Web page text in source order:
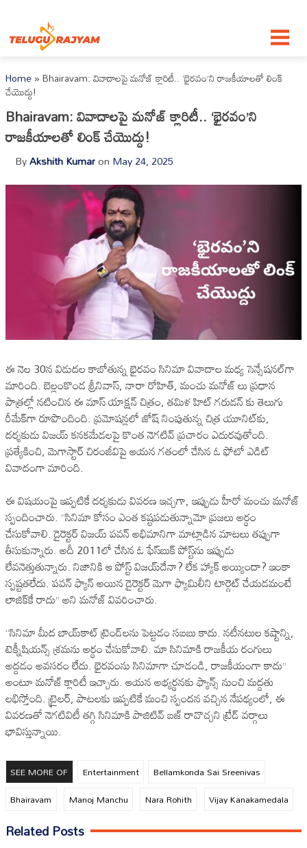
Home»Bhairavam: వివాదాలపై మనోజ్ క్లారిటీ.. ‘భైరవం’ని రాజకీయాలతో లింక్
చేయొద్దు!
Bhairavam: వివాదాలపై మనోజ్ క్లారిటీ.. ‘భైరవం’ని
రాజకీయాలతో లింక్ చేయొద్దు!
ByAkshith Kumaron May 24, 2025
ఈ నెల 30న విడుదల కాబోతున్న భైరవం సినిమా వివాదాల మధ్య సెన్సేషనల్‌గా
మారింది. బెల్లంకొండ శ్రీనివాస్, నారా రోహిత్, మంచు మనోజ్ లు ప్రధాన
పాత్రల్లో నటించిన ఈ మాస్ యాక్షన్ చిత్రం, తమిళ హిట్ గరుడన్ కు తెలుగు
రీమేక్‌గా రూపొందింది. ప్రమోషన్లలో జోష్ నింపుతున్న చిత్ర యూనిట్‌కు,
దర్శకుడు విజయ్ కనకమేడలపై కొంత నెగటివ్ ప్రచారం ఎదురవుతోంది.
ప్రత్యేకించి, మెగాస్టార్ చిరంజీవిపై ఆయన గతంలో చేసిన ఓ ఫోటో ఎడిట్
వివాదంగా మారింది.
ఈ విషయంపై ఇప్పటికే దర్శకుడు వివరణ ఇచ్చగా, ఇప్పుడు హీరో మంచు మనోజ్
స్పందించారు. ‘‘సినిమా కోసం ఎంత కష్టపడుతున్నామో ప్రజలు అర్థం
చేసుకోవాలి. డైరెక్టర్ విజయ్ పవన్ అభిమానిగా మాట్లాడిన మాటలు తప్పుగా
తీసుకున్నారు. అదీ 2011లో చేసిన ఓ ఫేస్‌బుక్ పోస్ట్‌ను ఇప్పుడు
లేవనెత్తుతున్నారు. నిజానికి ఆ పోస్ట్ విజయ్‌దేనా? లేక హ్యాక్ అయ్యిందా? ఇంకా
స్పష్టతలేదు. పవన్ ఫ్యాన్ అయిన డైరెక్టర్ మెగా ఫ్యామిలీని టార్గెట్ చేయడమంటే
లాజిక్‌కే రాదు’’ అని మనోజ్ వివరించారు.
‘‘సినిమా మీద బాయ్‌కాట్ ట్రెండ్‌లను పెట్టడం సబబు కాదు. నటీనటుల కష్టాన్ని,
టెక్నీషియన్స్ శ్రమను అర్థం చేసుకోవాలి. మా సినిమాకి రాజకీయ రంగులు
అద్దడం అవసరం లేదు. భైరవం‌ను సినిమాగా చూడండి, రాజకీయంగా కాదు’’
అంటూ మనోజ్ క్లారిటీ ఇచ్చారు. ఆయన అభ్యర్థనకు ఫ్యాన్స్ నుంచి మద్దతు
లభిస్తోంది. ట్రైలర్‌, పాటలకు ఇప్పటికే మంచి స్పందన వచ్చిన నేపథ్యంలో, ఈ
వివరణతో నెగటివిటీ తగ్గి సినిమాకి పాజిటివ్ బజ్ రావొచ్చని ట్రేడ్ వర్గాలు
భావిస్తున్నాయి.
SEE MORE OF Entertainment
Bellamkonda Sai Sreenivas
Bhairavam
Manoj Manchu Nara Rohith Vijay Kanakamedala
Related Posts